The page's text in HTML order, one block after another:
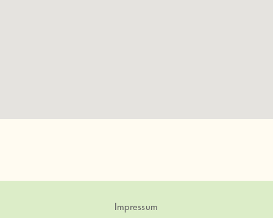
Impressum